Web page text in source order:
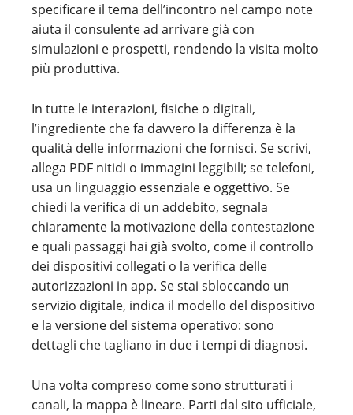
specificare il tema dell’incontro nel campo note
aiuta il consulente ad arrivare già con
simulazioni e prospetti, rendendo la visita molto
più produttiva.
In tutte le interazioni, fisiche o digitali,
l’ingrediente che fa davvero la differenza è la
qualità delle informazioni che fornisci. Se scrivi,
allega PDF nitidi o immagini leggibili; se telefoni,
usa un linguaggio essenziale e oggettivo. Se
chiedi la verifica di un addebito, segnala
chiaramente la motivazione della contestazione
e quali passaggi hai già svolto, come il controllo
dei dispositivi collegati o la verifica delle
autorizzazioni in app. Se stai sbloccando un
servizio digitale, indica il modello del dispositivo
e la versione del sistema operativo: sono
dettagli che tagliano in due i tempi di diagnosi.
Una volta compreso come sono strutturati i
canali, la mappa è lineare. Parti dal sito ufficiale,